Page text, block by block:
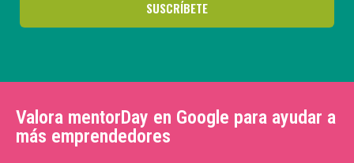
Valora mentorDay en Google para ayudar a
más emprendedores